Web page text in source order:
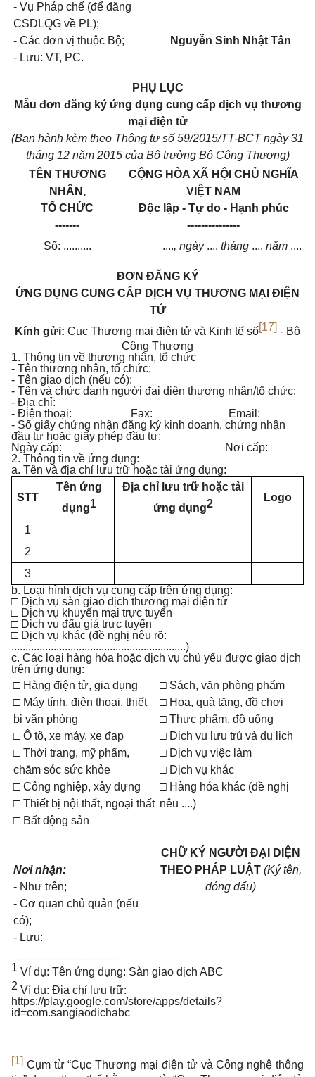
- Vụ Pháp chế (để đăng
CSDLQG về PL);
- Các đơn vị thuộc Bộ;
- Lưu: VT, PC.
Nguyễn Sinh Nhật Tân
PHỤ LỤC
Mẫu đơn đăng ký ứng dụng cung cấp dịch vụ thương
mại điện tử
(Ban hành kèm theo Thông tư số 59/2015/TT-BCT ngày 31
tháng 12 năm 2015 của Bộ trưởng Bộ Công Thương)
TÊN THƯƠNG
NHÂN,
TỔ CHỨC
-------
CỘNG HÒA XÃ HỘI CHỦ NGHĨA
VIỆT NAM
Độc lập - Tự do - Hạnh phúc
---------------
Số: ..........
...., ngày .... tháng .... năm ....
ĐƠN ĐĂNG KÝ
ỨNG DỤNG CUNG CẤP DỊCH VỤ THƯƠNG MẠI ĐIỆN
TỬ
Kính gửi: Cục Thương mại điện tử và Kinh tế số[17] - Bộ
Công Thương
1. Thông tin về thương nhân, tổ chức
- Tên thương nhân, tổ chức:
- Tên giao dịch (nếu có):
- Tên và chức danh người đại diện thương nhân/tổ chức:
- Địa chỉ:
- Điện thoại: Fax: Email:
- Số giấy chứng nhận đăng ký kinh doanh, chứng nhận
đầu tư hoặc giấy phép đầu tư:
Ngày cấp: Nơi cấp:
2. Thông tin về ứng dụng:
a. Tên và địa chỉ lưu trữ hoặc tài ứng dụng:
STT
Tên ứng
dụng1
Địa chỉ lưu trữ hoặc tải
ứng dụng2
Logo
1
2
3
b. Loại hình dịch vụ cung cấp trên ứng dụng:
□ Dịch vụ sàn giao dịch thương mại điện tử
□ Dịch vụ khuyến mại trực tuyến
□ Dịch vụ đấu giá trực tuyến
□ Dịch vụ khác (đề nghị nêu rõ:
..............................................................)
c. Các loại hàng hóa hoặc dịch vụ chủ yếu được giao dịch
trên ứng dụng:
□ Hàng điện tử, gia dụng
□ Máy tính, điện thoại, thiết
bị văn phòng
□ Ô tô, xe máy, xe đạp
□ Thời trang, mỹ phẩm,
chăm sóc sức khỏe
□ Công nghiệp, xây dựng
□ Thiết bị nội thất, ngoại thất
□ Bất động sản
□ Sách, văn phòng phẩm
□ Hoa, quà tặng, đồ chơi
□ Thực phẩm, đồ uống
□ Dịch vụ lưu trú và du lịch
□ Dịch vụ việc làm
□ Dịch vụ khác
□ Hàng hóa khác (đề nghị
nêu ....)
Nơi nhận:
- Như trên;
- Cơ quan chủ quản (nếu
có);
- Lưu:
CHỮ KÝ NGƯỜI ĐẠI DIỆN
THEO PHÁP LUẬT (Ký tên,
đóng dấu)
1 Ví dụ: Tên ứng dụng: Sàn giao dịch ABC
2 Ví dụ: Địa chỉ lưu trữ:
https://play.google.com/store/apps/details?
id=com.sangiaodichabc
[1] Cụm từ “Cục Thương mại điện tử và Công nghệ thông